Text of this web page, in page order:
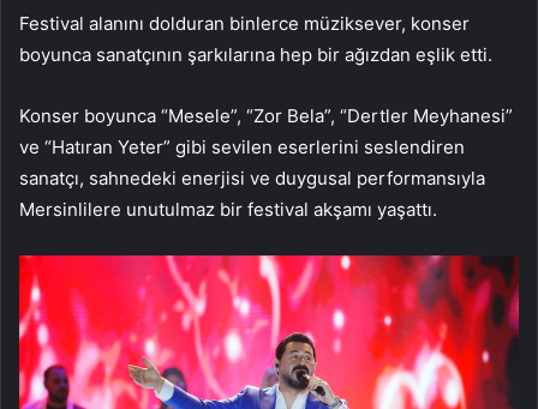
Festival alanını dolduran binlerce müziksever, konser
boyunca sanatçının şarkılarına hep bir ağızdan eşlik etti.
Konser boyunca “Mesele”, “Zor Bela”, “Dertler Meyhanesi”
ve “Hatıran Yeter” gibi sevilen eserlerini seslendiren
sanatçı, sahnedeki enerjisi ve duygusal performansıyla
Mersinlilere unutulmaz bir festival akşamı yaşattı.